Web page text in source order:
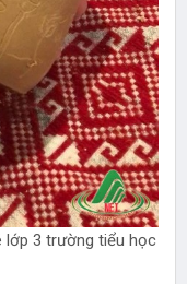
lớp 3 trường tiểu học